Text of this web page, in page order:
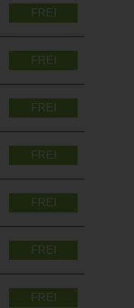
FREI
FREI
FREI
FREI
FREI
FREI
FREI